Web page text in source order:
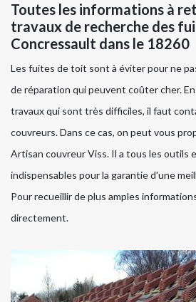
Toutes les informations à
travaux de recherche des
Concressault dans le 18260
Les fuites de toit sont à éviter pour ne
de réparation qui peuvent coûter cher.
travaux qui sont très difficiles, il faut
couvreurs. Dans ce cas, on peut vous
Artisan couvreur Viss. Il a tous les outils
indispensables pour la garantie d'une
Pour recueillir de plus amples
directement.